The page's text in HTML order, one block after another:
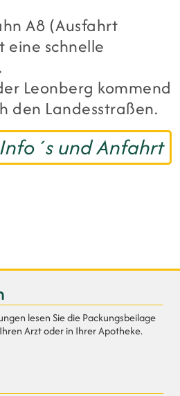
A8 (Ausfahrt
eine schnelle
Leonberg kommend
den Landesstraßen.
Info´s und Anfahrt
lesen Sie die Packungsbeilage
Arzt oder in Ihrer Apotheke.